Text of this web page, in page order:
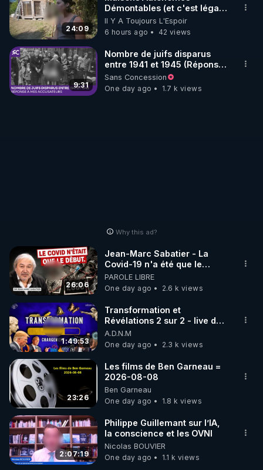
▶ Site RGNR : http://rgnr.li/site
________________
▶ Premier jour de notre voyage au delà de la
tiédeur confortable de nos habitudes...et premier
jour qui revient à la cause des causes, la base ,
24:09
Démontables (et c'est légal).
Visite éco village en
Bretagne
Il Y A Toujours L'Espoir
6 hours ago
42 views
9:31
Nombre de juifs disparus
entre 1941 et 1945 (Réponse
à mes accusateurs)
Sans Concession
One day ago
1.7 k views
Why this ad?
26:06
Jean-Marc Sabatier - La
Covid-19 n'a été que le
début - L'ARNm & l'ARNm-aa
jusqu où auront-t-il ?
PAROLE LIBRE
One day ago
2.6 k views
1:49:53
Transformation et
Révélations 2 sur 2 - live du
07/08/26
A.D.N.M
One day ago
2.3 k views
23:26
Les films de Ben Garneau =
2026-08-08
Ben Garneau
One day ago
1.8 k views
2:07:19
Philippe Guillemant sur l’IA,
la conscience et les OVNI
Nicolas BOUVIER
One day ago
1.1 k views